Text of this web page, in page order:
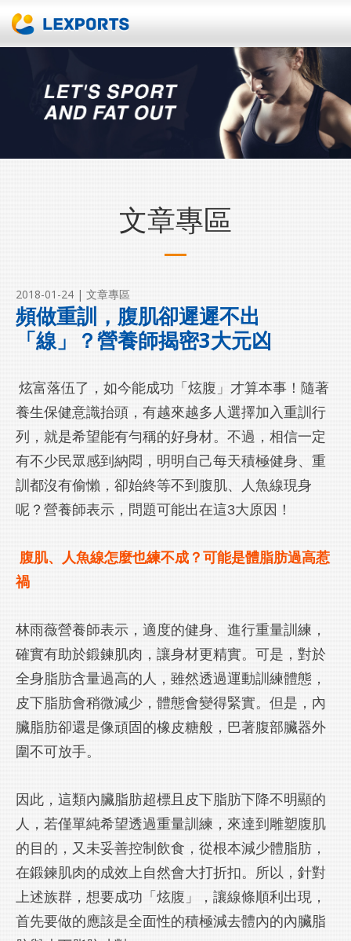
Lexports 勵動風潮
文章專區
2018-01-24 | 文章專區
頻做重訓，腹肌卻遲遲不出
「線」？營養師揭密3大元凶
炫富落伍了，如今能成功「炫腹」才算本事！隨著
養生保健意識抬頭，有越來越多人選擇加入重訓行
列，就是希望能有勻稱的好身材。不過，相信一定
有不少民眾感到納悶，明明自己每天積極健身、重
訓都沒有偷懶，卻始終等不到腹肌、人魚線現身
呢？營養師表示，問題可能出在這3大原因！
腹肌、人魚線怎麼也練不成？可能是體脂肪過高惹
禍
林雨薇營養師表示，適度的健身、進行重量訓練，
確實有助於鍛鍊肌肉，讓身材更精實。可是，對於
全身脂肪含量過高的人，雖然透過運動訓練體態，
皮下脂肪會稍微減少，體態會變得緊實。但是，內
臟脂肪卻還是像頑固的橡皮糖般，巴著腹部臟器外
圍不可放手。
因此，這類內臟脂肪超標且皮下脂肪下降不明顯的
人，若僅單純希望透過重量訓練，來達到雕塑腹肌
的目的，又未妥善控制飲食，從根本減少體脂肪，
在鍛鍊肌肉的成效上自然會大打折扣。所以，針對
上述族群，想要成功「炫腹」，讓線條順利出現，
首先要做的應該是全面性的積極減去體內的內臟脂